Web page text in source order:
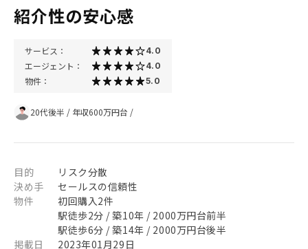
紹介性の安心感
サービス： 4.0
エージェント： 4.0
物件： 5.0
20代後半 / 年収600万円台 /
目的
リスク分散
決め手
セールスの信頼性
物件
初回購入2件
駅徒歩2分 / 築10年 / 2000万円台前半
駅徒歩6分 / 築14年 / 2000万円台後半
掲載日
2023年01月29日